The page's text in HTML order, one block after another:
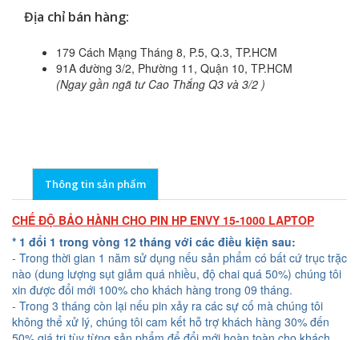
Địa chỉ bán hàng:
179 Cách Mạng Tháng 8, P.5, Q.3, TP.HCM
91A đường 3/2, Phường 11, Quận 10, TP.HCM
(Ngay gần ngã tư Cao Thắng Q3 và 3/2 )
Thông tin sản phẩm
CHẾ ĐỘ BẢO HÀNH CHO PIN HP ENVY 15-1000 LAPTOP
* 1 đổi 1 trong vòng 12 tháng với các điều kiện sau:
- Trong thời gian 1 năm sử dụng nếu sản phẩm có bất cứ trục trặc
nào (dung lượng sụt giảm quá nhiều, độ chai quá 50%) chúng tôi
xin được đổi mới 100% cho khách hàng trong 09 tháng.
- Trong 3 tháng còn lại nếu pin xảy ra các sự cố mà chúng tôi
không thể xử lý, chúng tôi cam kết hỗ trợ khách hàng 30% đến